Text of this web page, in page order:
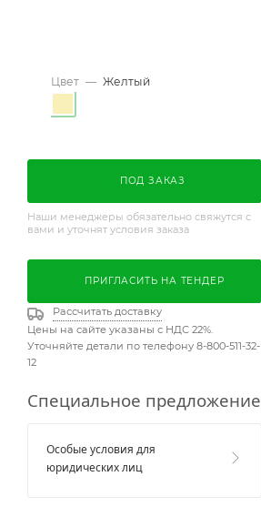
Цвет — Желтый
ПОД ЗАКАЗ
Наши менеджеры обязательно свяжутся с
вами и уточнят условия заказа
ПРИГЛАСИТЬ НА ТЕНДЕР
Рассчитать доставку
Цены на сайте указаны с НДС 22%.
Уточняйте детали по телефону 8-800-511-32-
12
Специальное предложение
Особые условия для
юридических лиц